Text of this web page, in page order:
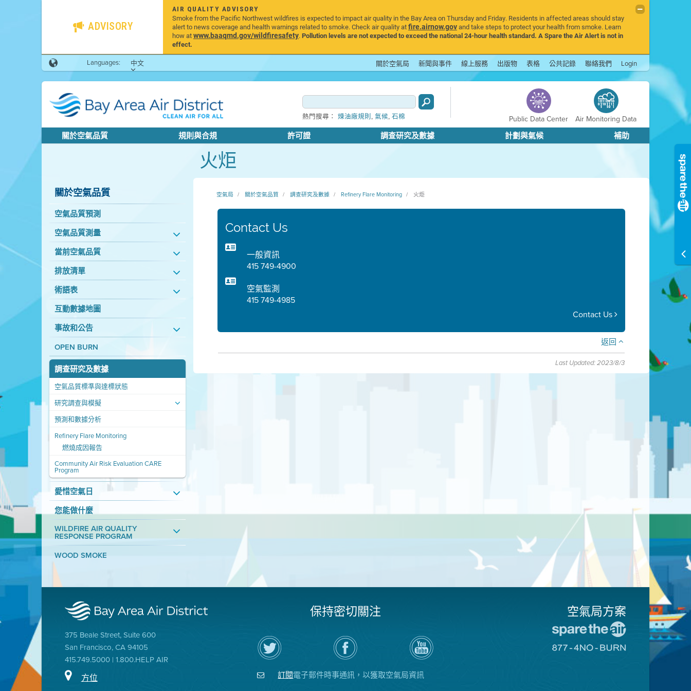
ADVISORY
AIR QUALITY ADVISORY
Smoke from the Pacific Northwest wildfires is expected to impact air quality in the Bay Area on Thursday and Friday. Residents in affected areas should stay
alert to news coverage and health warnings related to smoke. Check air quality atfire.airnow.govand take steps to protect your health from smoke. Learn
how atwww.baaqmd.gov/wildfiresafety.Pollution levels are not expected to exceed the national 24-hour health standard. A Spare the Air Alert is not in
effect.
Languages: 中文 關於空氣局 新聞與事件 線上服務 出版物 表格 公共記錄 聯絡我們 Login
熱門搜尋： 煉油廠規則, 氣候, 石棉 Public Data Center Air Monitoring Data
關於空氣品質 規則與合規 許可證 調查研究及數據 計劃與氣候 補助
火炬
關於空氣品質
空氣品質預測
空氣品質測量
當前空氣品質
排放清單
術語表
互動數據地圖
事故和公告
OPEN BURN
調查研究及數據
空氣品質標準與達標狀態
研究調查與模擬
預測和數據分析
Refinery Flare Monitoring
燃燒成因報告
Community Air Risk Evaluation CARE
Program
愛惜空氣日
您能做什麼
WILDFIRE AIR QUALITY
RESPONSE PROGRAM
WOOD SMOKE
空氣局 關於空氣品質 調查研究及數據 Refinery Flare Monitoring 火炬
Contact Us
一般資訊
415 749-4900
空氣監測
415 749-4985
Contact Us
返回
Last Updated: 2023/8/3
375 Beale Street, Suite 600
San Francisco, CA 94105
415.749.5000 | 1.800.HELP AIR
方位
保持密切關注
在
Twitter
上
關
瀏
覽
空
氣
的
空
氣
局
YouTube
道
訂閱電子郵件時事通訊，以獲取空氣局資訊
空氣局方案
往